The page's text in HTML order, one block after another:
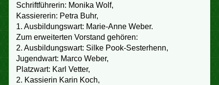
Schriftführerin: Monika Wolf,
Kassiererin: Petra Buhr,
1. Ausbildungswart: Marie-Anne Weber.
Zum erweiterten Vorstand gehören:
2. Ausbildungswart: Silke Pook-Sesterhenn,
Jugendwart: Marco Weber,
Platzwart: Karl Vetter,
2. Kassierin Karin Koch,